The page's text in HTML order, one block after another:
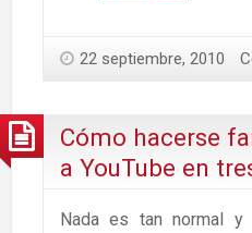
22 septiembre, 2010
Cómo hacerse
a YouTube en
Nada es tan normal